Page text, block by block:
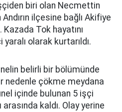
biri olan Necmettin
ilçesine bağlı Akifiye
Kazada Tok hayatını
olarak kurtarıldı.
belirli bir bölümünde
nedenle çökme meydana
içinde bulunan 5 işçi
kaldı. Olay yerine